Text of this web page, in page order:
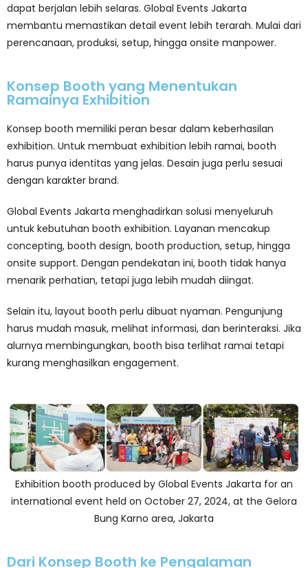
dapat berjalan lebih selaras. Global Events Jakarta
membantu memastikan detail event lebih terarah. Mulai dari
perencanaan, produksi, setup, hingga onsite manpower.
Konsep Booth yang Menentukan
Ramainya Exhibition
Konsep booth memiliki peran besar dalam keberhasilan
exhibition. Untuk membuat exhibition lebih ramai, booth
harus punya identitas yang jelas. Desain juga perlu sesuai
dengan karakter brand.
Global Events Jakarta menghadirkan solusi menyeluruh
untuk kebutuhan booth exhibition. Layanan mencakup
concepting, booth design, booth production, setup, hingga
onsite support. Dengan pendekatan ini, booth tidak hanya
menarik perhatian, tetapi juga lebih mudah diingat.
Selain itu, layout booth perlu dibuat nyaman. Pengunjung
harus mudah masuk, melihat informasi, dan berinteraksi. Jika
alurnya membingungkan, booth bisa terlihat ramai tetapi
kurang menghasilkan engagement.
Exhibition booth produced by Global Events Jakarta for an
international event held on October 27, 2024, at the Gelora
Bung Karno area, Jakarta
Dari Konsep Booth ke Pengalaman